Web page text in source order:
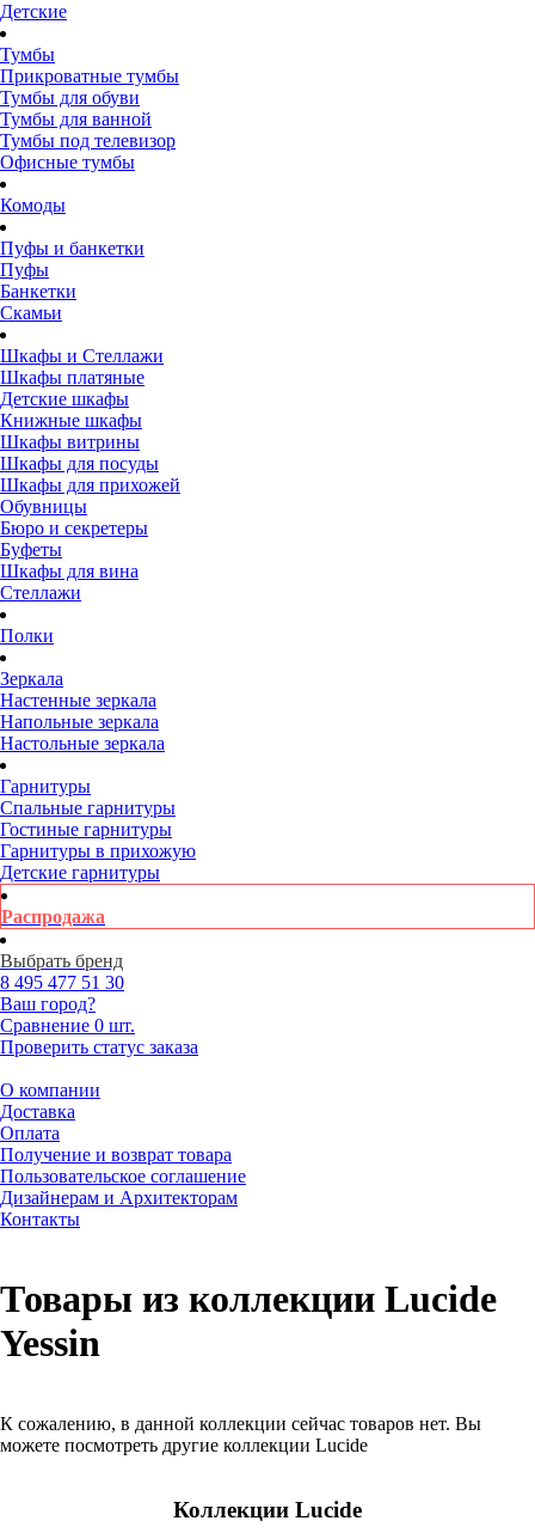
Детские
Тумбы
Прикроватные тумбы
Тумбы для обуви
Тумбы для ванной
Тумбы под телевизор
Офисные тумбы
Комоды
Пуфы и банкетки
Пуфы
Банкетки
Скамьи
Шкафы и Стеллажи
Шкафы платяные
Детские шкафы
Книжные шкафы
Шкафы витрины
Шкафы для посуды
Шкафы для прихожей
Обувницы
Бюро и секретеры
Буфеты
Шкафы для вина
Стеллажи
Полки
Зеркала
Настенные зеркала
Напольные зеркала
Настольные зеркала
Гарнитуры
Спальные гарнитуры
Гостиные гарнитуры
Гарнитуры в прихожую
Детские гарнитуры
Распродажа
Выбрать бренд
8 495 477 51 30
Ваш город?
Сравнение 0 шт.
Проверить статус заказа
О компании
Доставка
Оплата
Получение и возврат товара
Пользовательское соглашение
Дизайнерам и Архитекторам
Контакты
Товары из коллекции Lucide
Yessin
К сожалению, в данной коллекции сейчас товаров нет. Вы
можете посмотреть другие коллекции Lucide
Коллекции Lucide